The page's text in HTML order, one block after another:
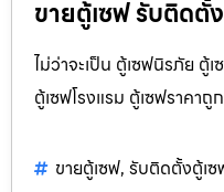
ขายตู้เซฟ รับติดตั้
ไม่ว่าจะเป็น ตู้เซฟนิรภัย
ตู้เซฟโรงแรม ตู้เซฟราคา
ขายตู้เซฟ, รับติดตั้งตู้เ